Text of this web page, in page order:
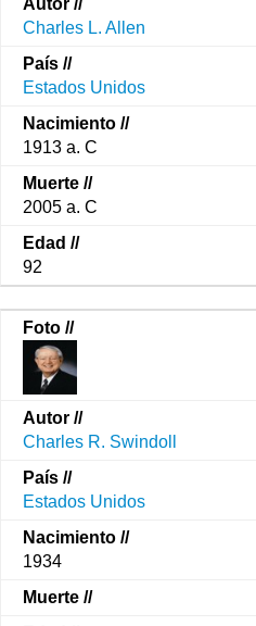
Charles L. Allen
Estados Unidos
1913 a. C
2005 a. C
92
Charles R. Swindoll
Estados Unidos
1934